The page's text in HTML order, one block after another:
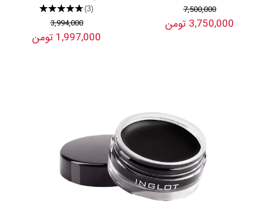
7,500,000
3,750,000 تومن
★★★★★(3)
3,994,000
1,997,000 تومن